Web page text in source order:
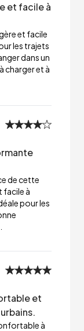
et facile à
et facile
les trajets
dans un
charger et à
de cette
facile à
pour les
et
à